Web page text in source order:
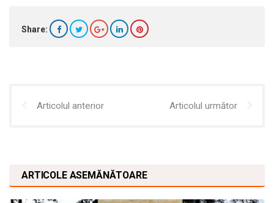
Share:
Articolul anterior Articolul următor
ARTICOLE ASEMĂNĂTOARE